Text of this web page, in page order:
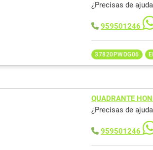
¿Precisas de
959501246
37820PWDG06
QUADRANTE
¿Precisas de
959501246